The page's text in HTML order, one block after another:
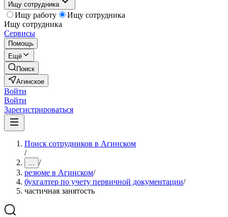
Ищу сотрудника
Ищу работу
Ищу сотрудника
Ищу сотрудника
Сервисы
Помощь
Ещё
Поиск
Агинское
Войти
Войти
Зарегистрироваться
Поиск сотрудников в Агинском
/
... /
резюме в Агинском/
бухгалтер по учету первичной документации/
частичная занятость